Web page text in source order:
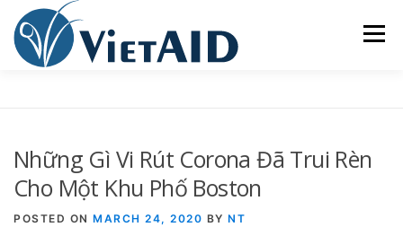
content
Menu
TRUNG TÂM CỘNG ĐỒNG SINH HOẠT
Những Gì Vi Rút Corona Đã Trui Rèn
Cho Một Khu Phố Boston
POSTED ON MARCH 24, 2020 BY NT